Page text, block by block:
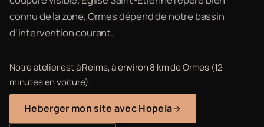
connu de la zone, Ormes dépend de notre bassin
d'intervention courant.
Notre atelier est à Reims, à environ 8 km de Ormes (12
minutes en voiture).
Heberger mon site avec Hopela